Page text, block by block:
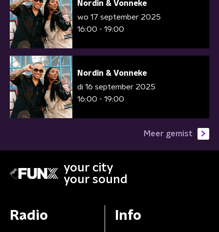
Nordin & Vonneke
wo 17 september 2025
16:00 - 19:00
Nordin & Vonneke
di 16 september 2025
16:00 - 19:00
Meer gemist
your city
your sound
Radio Info